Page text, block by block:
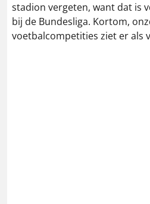
stadion vergeten, want dat is
bij de Bundesliga. Kortom,
voetbalcompetities ziet er als